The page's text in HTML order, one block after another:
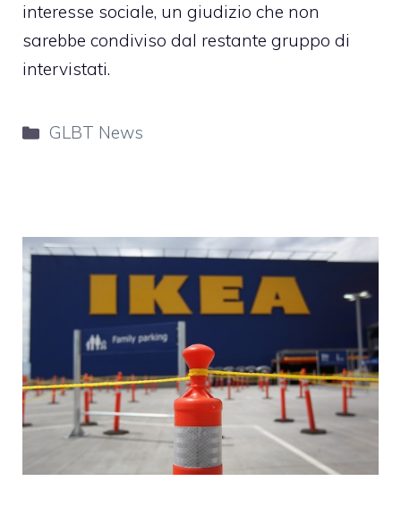
interesse sociale, un giudizio che non
sarebbe condiviso dal restante gruppo di
intervistati.
Categorie
GLBT News